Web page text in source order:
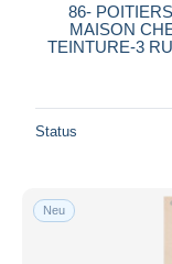
86-
MAISON
TEINTURE-3
Status
Neu